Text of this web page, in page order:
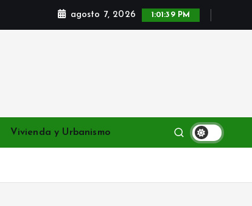
agosto 7, 2026 1:01:40 PM
Vivienda y Urbanismo